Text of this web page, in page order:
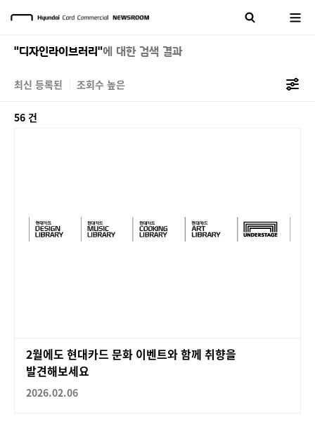
"디자인라이브러리"에 대한 검색 결과
최신 등록된 조회수 높은
56 건
2월에도 현대카드 문화 이벤트와 함께 취향을
발견해보세요
2026.02.06